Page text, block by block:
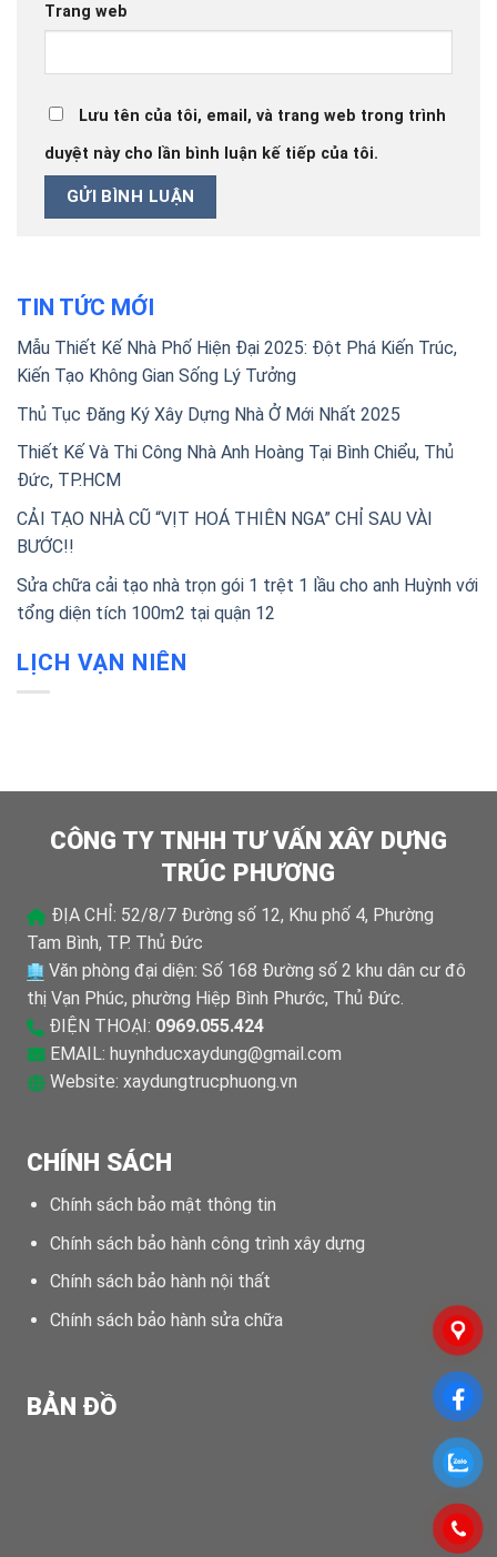
Trang web
Lưu tên của tôi, email, và trang web trong trình
duyệt này cho lần bình luận kế tiếp của tôi.
TIN TỨC MỚI
Mẫu Thiết Kế Nhà Phố Hiện Đại 2025: Đột Phá Kiến Trúc,
Kiến Tạo Không Gian Sống Lý Tưởng
Thủ Tục Đăng Ký Xây Dựng Nhà Ở Mới Nhất 2025
Thiết Kế Và Thi Công Nhà Anh Hoàng Tại Bình Chiểu, Thủ
Đức, TP.HCM
CẢI TẠO NHÀ CŨ “VỊT HOÁ THIÊN NGA” CHỈ SAU VÀI
BƯỚC!!
Sửa chữa cải tạo nhà trọn gói 1 trệt 1 lầu cho anh Huỳnh với
tổng diện tích 100m2 tại quận 12
LỊCH VẠN NIÊN
CÔNG TY TNHH TƯ VẤN XÂY DỰNG
TRÚC PHƯƠNG
ĐỊA CHỈ: 52/8/7 Đường số 12, Khu phố 4, Phường
Tam Bình, TP. Thủ Đức
Văn phòng đại diện: Số 168 Đường số 2 khu dân cư đô
thị Vạn Phúc, phường Hiệp Bình Phước, Thủ Đức.
ĐIỆN THOẠI: 0969.055.424
EMAIL: huynhducxaydung@gmail.com
Website: xaydungtrucphuong.vn
CHÍNH SÁCH
Chính sách bảo mật thông tin
Chính sách bảo hành công trình xây dựng
Chính sách bảo hành nội thất
Chính sách bảo hành sửa chữa
BẢN ĐỒ